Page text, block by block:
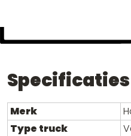
Specificaties
Merk
Type truck